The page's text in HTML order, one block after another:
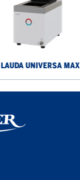
LAUDA UNIVERSA MAX